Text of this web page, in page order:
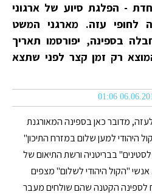
- הפלגת סיוע של ארגוני
לחופי עזה. מארגני המשט
בספינה, יפורסמו תאריך
רק זמן קצר לפני שתצא
לעזה, מדובר כאן בספינה המאורגנת
היהודי למען שלום במזרח התיכון"
בבריטניה ורשת התיאום של
אנשי "הקול היהודי לשלום" מצפים
לספינה הקטנה שהם שולחים מעבר